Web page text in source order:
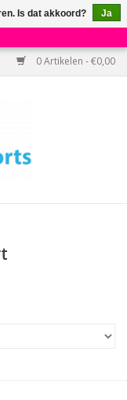
×
0 Artikelen - €0,00
Is dat akkoord?
Ja